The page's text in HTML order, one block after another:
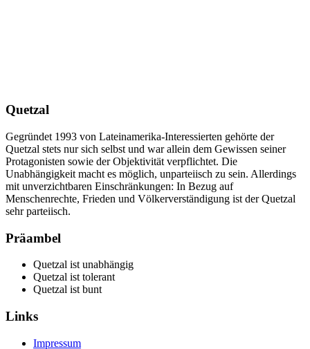
Quetzal
Gegründet 1993 von Lateinamerika-Interessierten gehörte der
Quetzal stets nur sich selbst und war allein dem Gewissen seiner
Protagonisten sowie der Objektivität verpflichtet. Die
Unabhängigkeit macht es möglich, unparteiisch zu sein. Allerdings
mit unverzichtbaren Einschränkungen: In Bezug auf
Menschenrechte, Frieden und Völkerverständigung ist der Quetzal
sehr parteiisch.
Präambel
Quetzal ist unabhängig
Quetzal ist tolerant
Quetzal ist bunt
Links
Impressum